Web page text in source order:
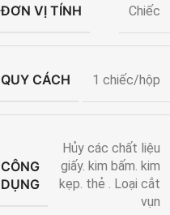
ĐƠN VỊ TÍNH Chiếc
QUY CÁCH 1 chiếc/hộp
CÔNG
DỤNG
Hủy các chất liệu
giấy. kim bấm. kim
kẹp. thẻ . Loại cắt
vụn